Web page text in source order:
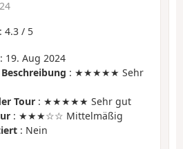
: 4.3 / 5
: 19. Aug 2024
: ★★★★★ Sehr
Tour : ★★★★★ Sehr gut
: ★★★☆☆ Mittelmäßig
: Nein